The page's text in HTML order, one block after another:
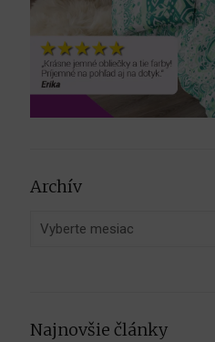
Archív
Najnovšie články